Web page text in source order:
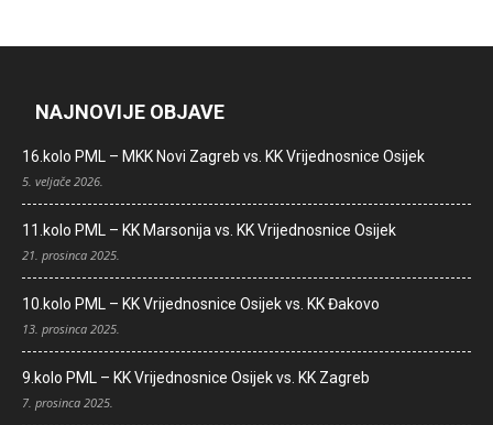
NAJNOVIJE OBJAVE
16.kolo PML – MKK Novi Zagreb vs. KK Vrijednosnice Osijek
5. veljače 2026.
11.kolo PML – KK Marsonija vs. KK Vrijednosnice Osijek
21. prosinca 2025.
10.kolo PML – KK Vrijednosnice Osijek vs. KK Đakovo
13. prosinca 2025.
9.kolo PML – KK Vrijednosnice Osijek vs. KK Zagreb
7. prosinca 2025.